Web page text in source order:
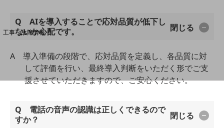
OCNなど
工事・故障情報
SDPFナレッジセンター
NTTドコモ 通信障害情報
Q AIを導入することで応対品質が低下し
ないか心配です。
閉じる
A 導入準備の段階で、応対品質を定義し、各品質に対
して評価を行い、最終導入判断をいただく形でご支
援させていただきますので、ご安心ください。
Q 電話の音声の認識は正しくできるので
すか？
閉じる